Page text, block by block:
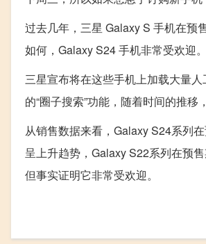
过去几年，三星 Galaxy S 手机在预
如何，Galaxy S24 手机非常受欢迎。
三星宣布将在这些手机上加载大量
的“圈子搜索”功能，随着时间的推移
从销售数据来看，Galaxy S24系列
呈上升趋势，Galaxy S22系列在预
但事实证明它非常受欢迎。